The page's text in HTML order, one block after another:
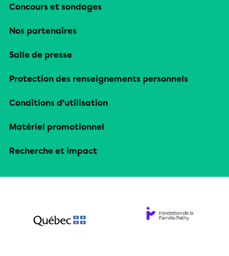
Concours et sondages
Nos partenaires
Salle de presse
Protection des renseignements personnels
Conditions d’utilisation
Matériel promotionnel
Recherche et impact